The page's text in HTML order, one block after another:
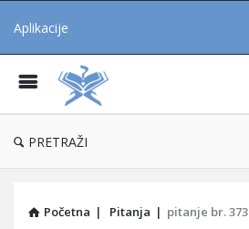
Aplikacije
PRETRAŽI
Početna | Pitanja | pitanje br.